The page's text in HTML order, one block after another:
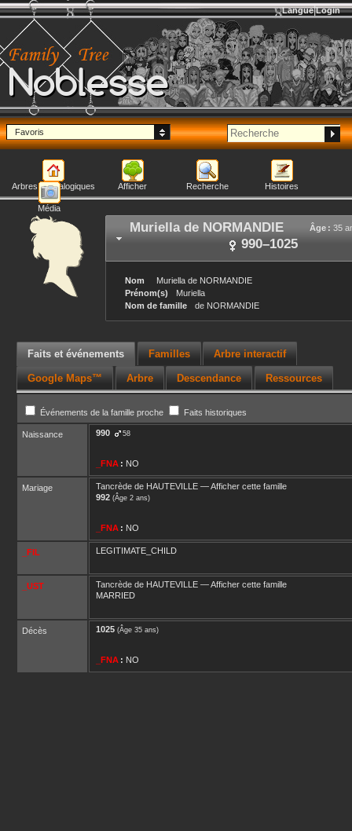
Noblesse
Langue Login
Favoris
Arbres généalogiques Afficher Recherche Histoires
Média
Muriellade NORMANDIE Âge : 35
990–1025
Nom Muriella de NORMANDIE
Prénom(s)
Muriella
Nom de famille
de NORMANDIE
Faits et événements Familles Arbre interactif
Google Maps™ Arbre Descendance Ressources
Événements de la famille proche Faits historiques
Naissance 990 58
_FNA : NO
Mariage Tancrède de HAUTEVILLE —Afficher cette famille
992 (Âge 2 ans)
_FNA : NO
_FIL LEGITIMATE_CHILD
_UST Tancrède de HAUTEVILLE —Afficher cette famille
MARRIED
Décès 1025 (Âge 35 ans)
_FNA : NO